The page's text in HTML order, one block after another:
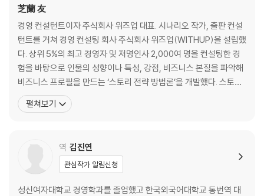
열다》
09. 생각에 끌려다니며 고민만 하지 말고, 몸을 움직여라. 그러면 이를 떨
쳐 버릴 수 있다 _《행복론》
10. 양서를 읽기 위한 조건은 악서를 읽지 않는 것이다 _《문장론》
11. 관심을 기울이면 그 대상이 당신의 파동에 끌려온다 _《유인력 끌어당
김의 법칙》
는 신념이 있다 _《네 안에 잠든 거인을 깨워라》
15. 사람은 요구, 선택지, 도전이 너무 많으면 불안해하고, 너무 적으면 따
분해한다 _《몰입의 즐거움》
16. 사랑은 그 사람의 행복과 성장과 자유를 위해 적극적으로 노력하는 것
芝蘭 友
경영 컨설턴트이자 주식회사 위즈업 대표. 시나리오 작가, 출판 컨설
턴트를 거쳐 경영 컨설팅 회사 주식회사 위즈업(WITHUP)을 설립했
다. 상위 5%의 최고 경영자 및 저명인사 2,000여 명을 컨설팅한 경
험을 바탕으로 인물의 성향이나 특성, 강점, 비즈니스 본질을 파악해
비즈니스 프로필을 만드는 ‘스토리 전략 방법론’을 개발했다. 스토리
전략 컨설팅을 통해 본인이 알지 못하는 사명(使命)을 언어화해 비
즈니스의 성장을 가속화하는 전략을 전수하는 것으로 정평이 나 있
펼쳐보기
역 김진연
관심작가 알림신청
성신여자대학교 경영학과를 졸업했고 한국외국어대학교 통번역 대